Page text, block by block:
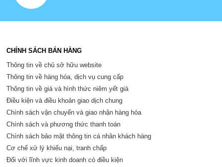
CHÍNH SÁCH BÁN HÀNG
Thông tin về chủ sở hữu website
Thông tin về hàng hóa, dịch vụ cung cấp
Thông tin về giá và hình thức niêm yết giá
Điều kiện và điều khoản giao dịch chung
Chính sách vận chuyển và giao nhận hàng hóa
Chính sách và phương thức thanh toán
Chính sách bảo mật thông tin cá nhân khách hàng
Cơ chế xử lý khiếu nại, tranh chấp
Đối với lĩnh vực kinh doanh có điều kiện